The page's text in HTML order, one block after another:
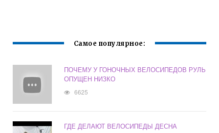
Самое популярное:
ПОЧЕМУ У ГОНОЧНЫХ ВЕЛОСИПЕДОВ РУЛЬ
ОПУЩЕН НИЗКО
6625
ГДЕ ДЕЛАЮТ ВЕЛОСИПЕДЫ ДЕСНА